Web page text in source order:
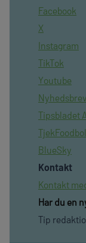
Facebook
X
Instagram
TikTok
Youtube
Nyhedsbrev
Tipsbladet
BlueSky
Kontakt
Kontakt
Har du en
Tip